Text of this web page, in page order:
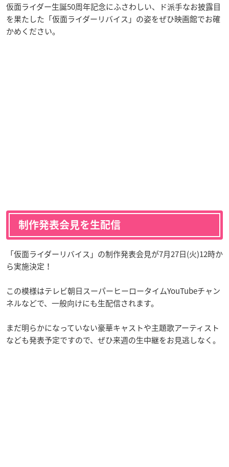
仮面ライダー生誕50周年記念にふさわしい、ド派手なお披露目
を果たした「仮面ライダーリバイス」の姿をぜひ映画館でお確
かめください。
制作発表会見を生配信
「仮面ライダーリバイス」の制作発表会見が7月27日(火)12時か
ら実施決定！
この模様はテレビ朝日スーパーヒーロータイムYouTubeチャン
ネルなどで、一般向けにも生配信されます。
まだ明らかになっていない豪華キャストや主題歌アーティスト
なども発表予定ですので、ぜひ来週の生中継をお見逃しなく。